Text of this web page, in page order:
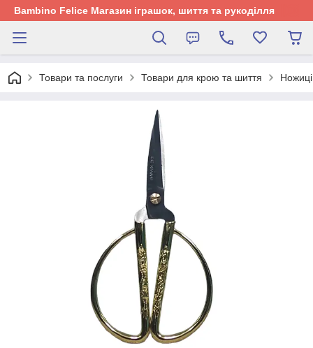
Bambino Felice Магазин іграшок, шиття та рукоділля
Товари та послуги Товари для крою та шиття Ножиці